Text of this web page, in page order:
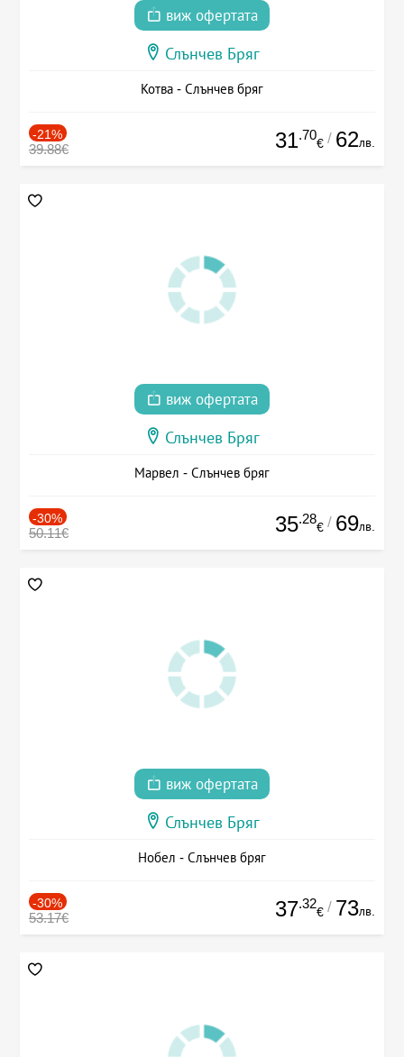
виж офертата
Слънчев Бряг
Котва - Слънчев бряг
-21%
39.88€ 31.70
€ / 62лв.
виж офертата
Слънчев Бряг
Марвел - Слънчев бряг
-30%
50.11€ 35.28
€ / 69лв.
виж офертата
Слънчев Бряг
Нобел - Слънчев бряг
-30%
53.17€ 37.32
€ / 73лв.